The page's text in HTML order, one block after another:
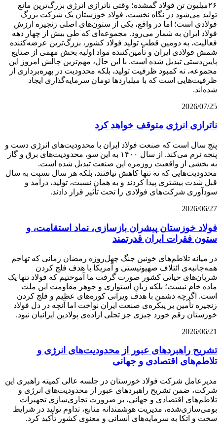
۲۶میلیون تن فولاد گمشده؛ وقتی ناترازی انرژی بزرگ‌ترین مانع
تولید می‌شود در نگاه نخست، فولاد خوزستان یک شرکت بزرگ
فولادی است؛ اما در واقع، یکی از ستون‌های اصلی زنجیره ارزش
فولاد ایران به شمار می‌رود. مجموعه‌ای که طی بیش از چهار دهه
فعالیت، به دومین قطب تولید فولاد کشور، بزرگ‌ترین عرضه‌کننده
شمش فولادی ایران و تأمین‌کننده مواد اولیه بخش مهمی از صنایع
پایین‌دستی تبدیل شده است. با این حال، مهم‌ترین چالش امروز این
مجموعه، نه کمبود ظرفیت تولید، بلکه محدودیت در بهره‌برداری از
ظرفیت‌هایی است که با میلیاردها تومان سرمایه‌گذاری ایجاد
شده‌اند.
2026/07/25
ناترازی انرژی متوقف خواهد کرد
پنج سال است که صنعت فولاد ایران با محدودیت‌های انرژی دست‌ و
پنجه نرم می‌کند. از سال ۱۴۰۰ به این سو، محدودیت‌های برق و گاز
به بخشی از واقعیت روزمره این صنعت تبدیل شده است.
محدودیت‌هایی که نه‌ تنها کاهش نیافتند، بلکه هر سال نسبت به سال
قبل شدت بیشتری پیدا کردند و به همان نسبت، تولید، درآمد و
سودآوری شرکت‌های فولادی را تحت تأثیر قرار دادند.
2026/06/27
فولاد خوزستان پیشران بازسازی، نماد استقامت، و
ستون فقرات ایران قدرتمند
در میانه تلاطم‌های خونین جنگ چهل‌روزه رمضان زمانی که تهاجم
همه‌جانبه‌ی ائتلاف صهیونیستی و آمریکا با هدف فلج کردن
شریان‌های حیاتی کشور صورت گرفت ما آموختیم که فولاد تنها یک
ماده خام نیست؛ بلکه زبانِ استواری و جوهر مقاومت این ملت
است. اگرچه دشمن با هدف ویرانی کوره‌های عظیم و فلج کردن
زنجیره تأمین بر پیکره‌ی صنعت ایران نواخت اما آنچه در دل فولاد
خوزستان رقم خورد چیزی جز تجلی اراده‌ی پولادین ایرانیان نبود.
2026/06/21
تشریح راهبردهای عبور از محدودیت‌های انرژی و
تلاطم‌های اقتصادی و جهانی
مدیرعامل شرکت فولاد خوزستان در جلسه عالی کمیته راهبری این
شرکت، ضمن تشریح راهبردهای عبور از محدودیت‌های انرژی و
تلاطم‌های اقتصادی و جهانی، بر ضرورت تجاری‌سازی تجهیزات
بومی‌سازی‌شده، مدیریت هوشمندانه منابع، تداوم تولید در شرایط
سخت و اتکا به سرمایه‌های انسانی و معنوی کشور تأکید کرد.